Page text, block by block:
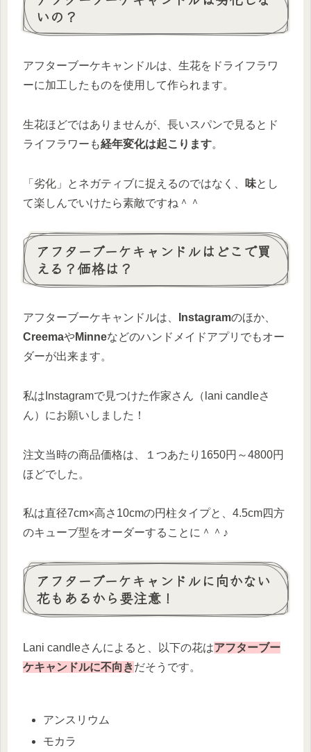
いの？
アフターブーケキャンドルは、生花をドライフラワ
ーに加工したものを使用して作られます。
生花ほどではありませんが、長いスパンで見るとド
ライフラワーも経年変化は起こります。
「劣化」とネガティブに捉えるのではなく、 味とし
て楽しんでいけたら素敵ですね＾＾
アフターブーケキャンドルはどこで買
える？価格は？
アフターブーケキャンドルは、 Instagramのほか、
CreemaやMinneなどのハンドメイドアプリでもオー
ダーが出来ます。
私はInstagramで見つけた作家さん（lani candleさ
ん）にお願いしました！
注文当時の商品価格は、１つあたり1650円～4800円
ほどでした。
私は直径7cm×高さ10cmの円柱タイプと、4.5cm四方
のキューブ型をオーダーすることに＾＾♪
アフターブーケキャンドルに向かない
花もあるから要注意！
Lani candleさんによると、以下の花はアフターブー
ケキャンドルに不向きだそうです。
アンスリウム
モカラ